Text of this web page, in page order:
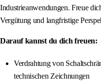
Industrieanwendungen. Freue
Vergütung und langfristige
Darauf kannst du dich freuen:
Verdrahtung von
technischen Zeichnungen